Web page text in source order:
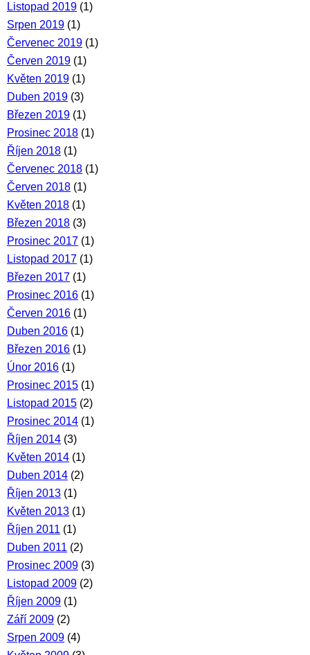
Listopad 2019 (1)
Srpen 2019 (1)
Červenec 2019 (1)
Červen 2019 (1)
Květen 2019 (1)
Duben 2019 (3)
Březen 2019 (1)
Prosinec 2018 (1)
Říjen 2018 (1)
Červenec 2018 (1)
Červen 2018 (1)
Květen 2018 (1)
Březen 2018 (3)
Prosinec 2017 (1)
Listopad 2017 (1)
Březen 2017 (1)
Prosinec 2016 (1)
Červen 2016 (1)
Duben 2016 (1)
Březen 2016 (1)
Únor 2016 (1)
Prosinec 2015 (1)
Listopad 2015 (2)
Prosinec 2014 (1)
Říjen 2014 (3)
Květen 2014 (1)
Duben 2014 (2)
Říjen 2013 (1)
Květen 2013 (1)
Říjen 2011 (1)
Duben 2011 (2)
Prosinec 2009 (3)
Listopad 2009 (2)
Říjen 2009 (1)
Září 2009 (2)
Srpen 2009 (4)